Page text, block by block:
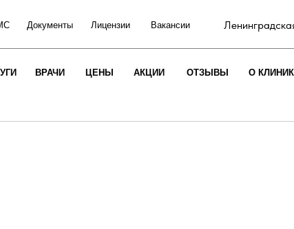
ЦЕНЫ О
ОТЗЫВЫ
ВРАЧИ АКЦИИ
Документы Вакансии
Лицензии